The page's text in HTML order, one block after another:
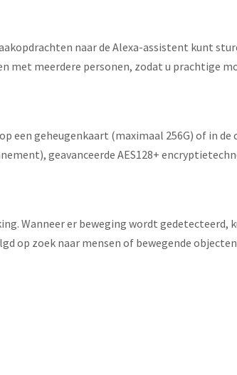
naar de Alexa-assistent kunt
met meerdere personen, zodat u prachtige
een geheugenkaart (maximaal 256G) of in de
geavanceerde AES128+
Wanneer er beweging wordt gedetecteerd,
op zoek naar mensen of bewegende